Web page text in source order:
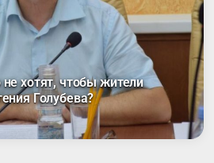
хотят, чтобы жители
Голубева?